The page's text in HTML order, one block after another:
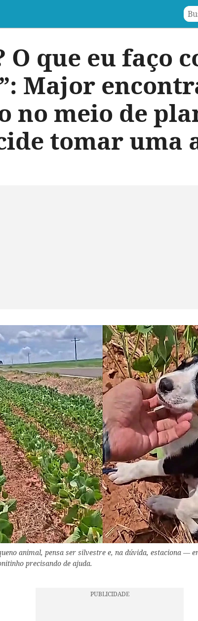
O que eu faço
Major
no meio de
tomar uma
animal, pensa ser silvestre e, na dúvida, estaciona —
precisando de ajuda.